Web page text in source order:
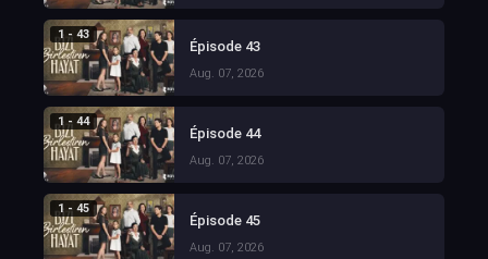
1 - 43
Épisode 43
Aug. 07, 2026
1 - 44
Épisode 44
Aug. 07, 2026
1 - 45
Épisode 45
Aug. 07, 2026